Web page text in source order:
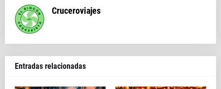
Cruceroviajes
Entradas relacionadas